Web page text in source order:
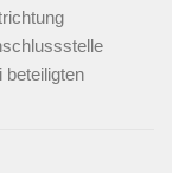
beteiligten